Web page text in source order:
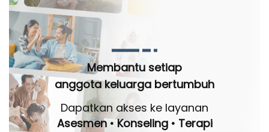
Membantu setiap
anggota keluarga bertumbuh
Dapatkan akses ke layanan
Asesmen • Konseling • Terapi